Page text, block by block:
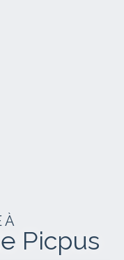
À
Picpus